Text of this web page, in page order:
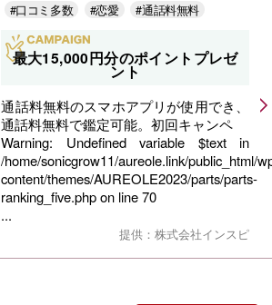
#口コミ多数 #恋愛 #通話料無料
最大15,000円分のポイントプレゼ
ント
通話料無料のスマホアプリが使用でき、
通話料無料で鑑定可能。初回キャンペ
Warning: Undefined variable $text in
/home/sonicgrow11/aureole.link/public_html/
content/themes/AUREOLE2023/parts/parts-
ranking_five.phpon line70
...
提供：株式会社インスピ